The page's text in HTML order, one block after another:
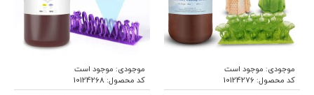
موجودی: موجود است
کد محصول: 10124276
موجودی: موجود است
کد محصول:10124268